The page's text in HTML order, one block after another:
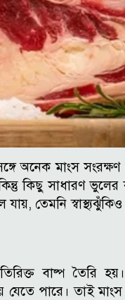
অনেক মাংস
কিছু সাধারণ ভুলের
তেমনি স্বাস্থ্যঝুঁকিও
বাষ্প তৈরি
যেতে পারে। তাই মাংস